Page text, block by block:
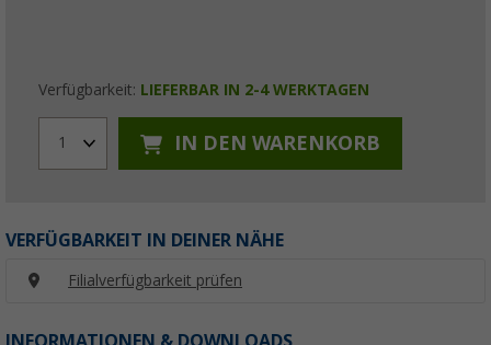
Verfügbarkeit: LIEFERBAR IN 2-4 WERKTAGEN
1 IN DEN WARENKORB
VERFÜGBARKEIT IN DEINER NÄHE
Filialverfügbarkeit prüfen